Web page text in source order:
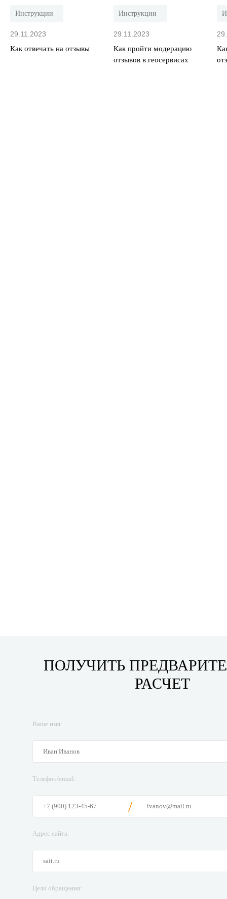
Инструкции
29.11.2023
Как отвечать на отзывы
Инструкции
29.11.2023
Как пройти модерацию
отзывов в геосервисах
ПОЛУЧИТЬ
РАСЧЕТ
Ваше имя:
Телефон/email:
/
Адрес сайта:
Цели обращения: